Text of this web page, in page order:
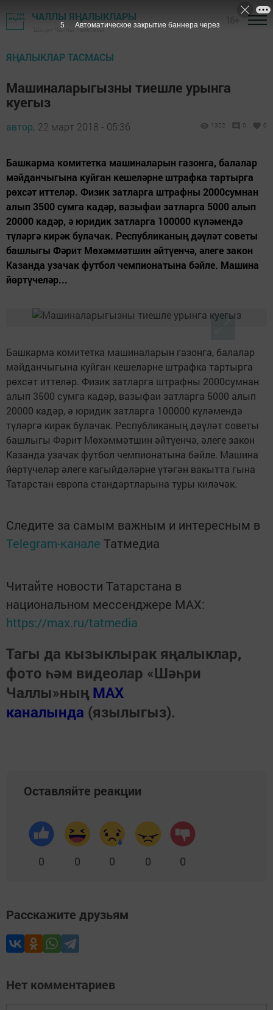
ЧАЛЛЫ ЯҢАЛЫКЛАРЫ
"Шәһри Чаллы" газетасы
ЯҢАЛЫКЛАР ТАСМАСЫ
Машиналарыгызны тиешле урынга
куегыз
автор, 22 март 2018 - 05:36 1322 0 0
Башкарма комитетка машиналарын газонга, балалар
мәйданчыгына куйган кешеләрне штрафка тартырга
рөхсәт иттеләр. Физик затларга штрафны 2000сумнан
алып 3500 сумга кадәр, вазыфаи затларга 5000 алып
20000 кадәр, ә юридик затларга 100000 күләмендә
түләргә кирәк булачак. Республиканың дәүләт советы
башлыгы Фәрит Мөхәммәтшин әйтүенчә, әлеге закон
Казанда узачак футбол чемпионатына бәйле. Машина
йөртүчеләр...
Башкарма комитетка машиналарын газонга, балалар
мәйданчыгына куйган кешеләрне штрафка тартырга
рөхсәт иттеләр. Физик затларга штрафны 2000сумнан
алып 3500 сумга кадәр, вазыфаи затларга 5000 алып
20000 кадәр, ә юридик затларга 100000 күләмендә
түләргә кирәк булачак. Республиканың дәүләт советы
башлыгы Фәрит Мөхәммәтшин әйтүенчә, әлеге закон
Казанда узачак футбол чемпионатына бәйле. Машина
йөртүчеләр әлеге кагыйдәләрне үтәгән вакытта гына
Татарстан европа стандартларына туры киләчәк.
Следите за самым важным и интересным в
Telegram-канале Татмедиа
Читайте новости Татарстана в
национальном мессенджере MАХ:
https://max.ru/tatmedia
Тагы да кызыклырак яңалыклар,
фото һәм видеолар «Шәһри
Чаллы»ның MAX
каналында (язылыгыз).
Оставляйте реакции
0 0 0 0 0
Расскажите друзьям
Нет комментариев
5 Автоматическое закрытие баннера через